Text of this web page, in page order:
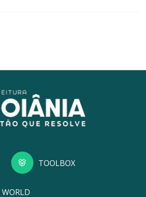
TOOLBOX